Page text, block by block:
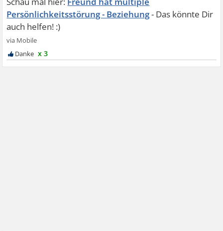
Persönlichkeitsstörung - Beziehung
x 3